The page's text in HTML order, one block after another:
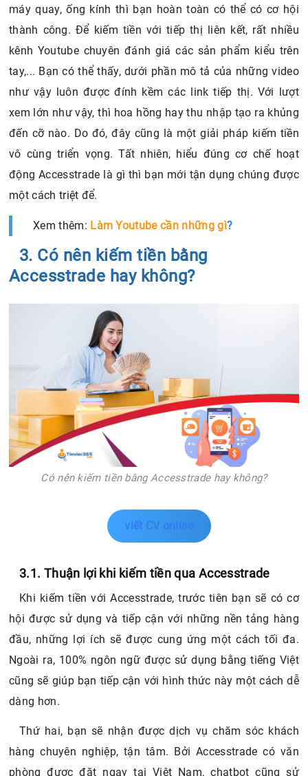
máy quay, ống kính thì bạn hoàn toàn có thể có cơ hội
thành công. Để kiếm tiền với tiếp thị liên kết, rất nhiều
kênh Youtube chuyên đánh giá các sản phẩm kiểu trên
tay,... Bạn có thể thấy, dưới phần mô tả của những video
như vậy luôn được đính kềm các link tiếp thị. Với lượt
xem lớn như vậy, thì hoa hồng hay thu nhập tạo ra khủng
đến cỡ nào. Do đó, đây cũng là một giải pháp kiếm tiền
vô cùng triển vọng. Tất nhiên, hiểu đúng cơ chế hoạt
động Accesstrade là gì thì bạn mới tận dụng chúng được
một cách triệt để.
Xem thêm: Làm Youtube cần những gì?
3. Có nên kiếm tiền bằng
Accesstrade hay không?
Có nên kiếm tiền bằng Accesstrade hay không?
viết CV online
3.1. Thuận lợi khi kiếm tiền qua Accesstrade
Khi kiếm tiền với Accesstrade, trước tiên bạn sẽ có cơ
hội được sử dụng và tiếp cận với những nền tảng hàng
đầu, những lợi ích sẽ được cung ứng một cách tối đa.
Ngoài ra, 100% ngôn ngữ được sử dụng bằng tiếng Việt
cũng sẽ giúp bạn tiếp cận với hình thức này một cách dễ
dàng hơn.
Thứ hai, bạn sẽ nhận được dịch vụ chăm sóc khách
hàng chuyên nghiệp, tận tâm. Bởi Accesstrade có văn
phòng được đặt ngay tại Việt Nam, chatbot cũng sử